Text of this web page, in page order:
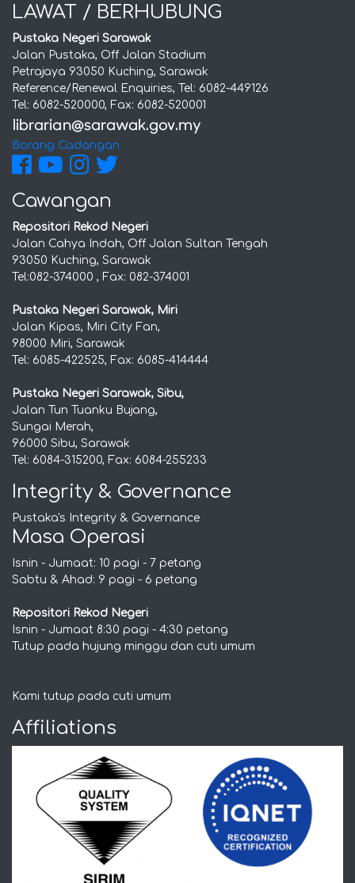
LAWAT / BERHUBUNG
Pustaka Negeri Sarawak
Jalan Pustaka, Off Jalan Stadium
Petrajaya 93050 Kuching, Sarawak
Reference/Renewal Enquiries, Tel: 6082-449126
Tel: 6082-520000, Fax: 6082-520001
Borang Cadangan
Cawangan
Repositori Rekod Negeri
Jalan Cahya Indah, Off Jalan Sultan Tengah
93050 Kuching, Sarawak
Tel:082-374000 , Fax: 082-374001
Pustaka Negeri Sarawak, Miri
Jalan Kipas, Miri City Fan,
98000 Miri, Sarawak
Tel: 6085-422525, Fax: 6085-414444
Pustaka Negeri Sarawak, Sibu,
Jalan Tun Tuanku Bujang,
Sungai Merah,
96000 Sibu, Sarawak
Tel: 6084-315200, Fax: 6084-255233
Integrity & Governance
Pustaka's Integrity & Governance
Masa Operasi
Isnin - Jumaat: 10 pagi - 7 petang
Sabtu & Ahad: 9 pagi - 6 petang
Repositori Rekod Negeri
Isnin - Jumaat 8:30 pagi - 4:30 petang
Tutup pada hujung minggu dan cuti umum
Kami tutup pada cuti umum
Affiliations